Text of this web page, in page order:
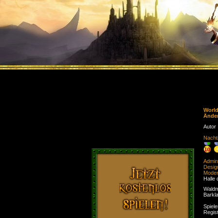
Autor
Halle